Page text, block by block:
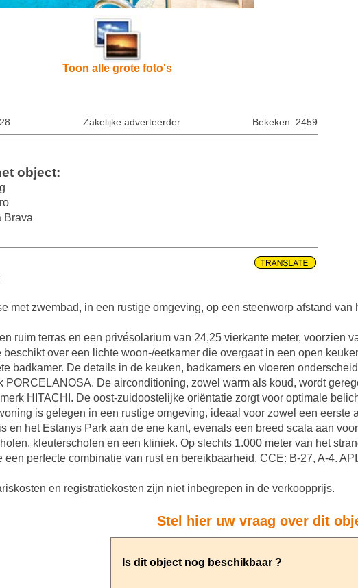
Toon alle grote foto's
Zakelijke adverteerder Bekeken: 2459
object:
Brava
met zwembad, in een rustige omgeving, op een steenworp afstand van
ruim terras en een privésolarium van 24,25 vierkante meter, voorzien
beschikt over een lichte woon-/eetkamer die overgaat in een open
badkamer. De details in de keuken, badkamers en vloeren
PORCELANOSA. De airconditioning, zowel warm als koud, wordt
HITACHI. De oost-zuidoostelijke oriëntatie zorgt voor optimale
is gelegen in een rustige omgeving, ideaal voor zowel een eerste
en het Estanys Park aan de ene kant, evenals een breed scala aan
kleuterscholen en een kliniek. Op slechts 1.000 meter van het
een perfecte combinatie van rust en bereikbaarheid. CCE: B-27, A-4.
en registratiekosten zijn niet inbegrepen in de verkoopprijs.
Stel hier uw vraag over dit